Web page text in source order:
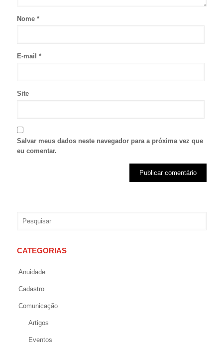
Nome *
E-mail *
Site
Salvar meus dados neste navegador para a próxima vez que
eu comentar.
CATEGORIAS
Anuidade
Cadastro
Comunicação
Artigos
Eventos